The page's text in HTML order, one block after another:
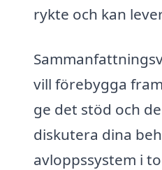
rykte och kan
vill förebygga
ge det stöd och
diskutera dina
avloppssystem i